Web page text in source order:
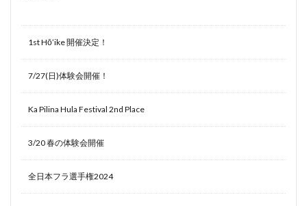
1st Hōʻike 開催決定！
7/27(日)体験会開催！
Ka Pilina Hula Festival 2nd Place
3/20 春の体験会開催
全日本フラ選手権2024